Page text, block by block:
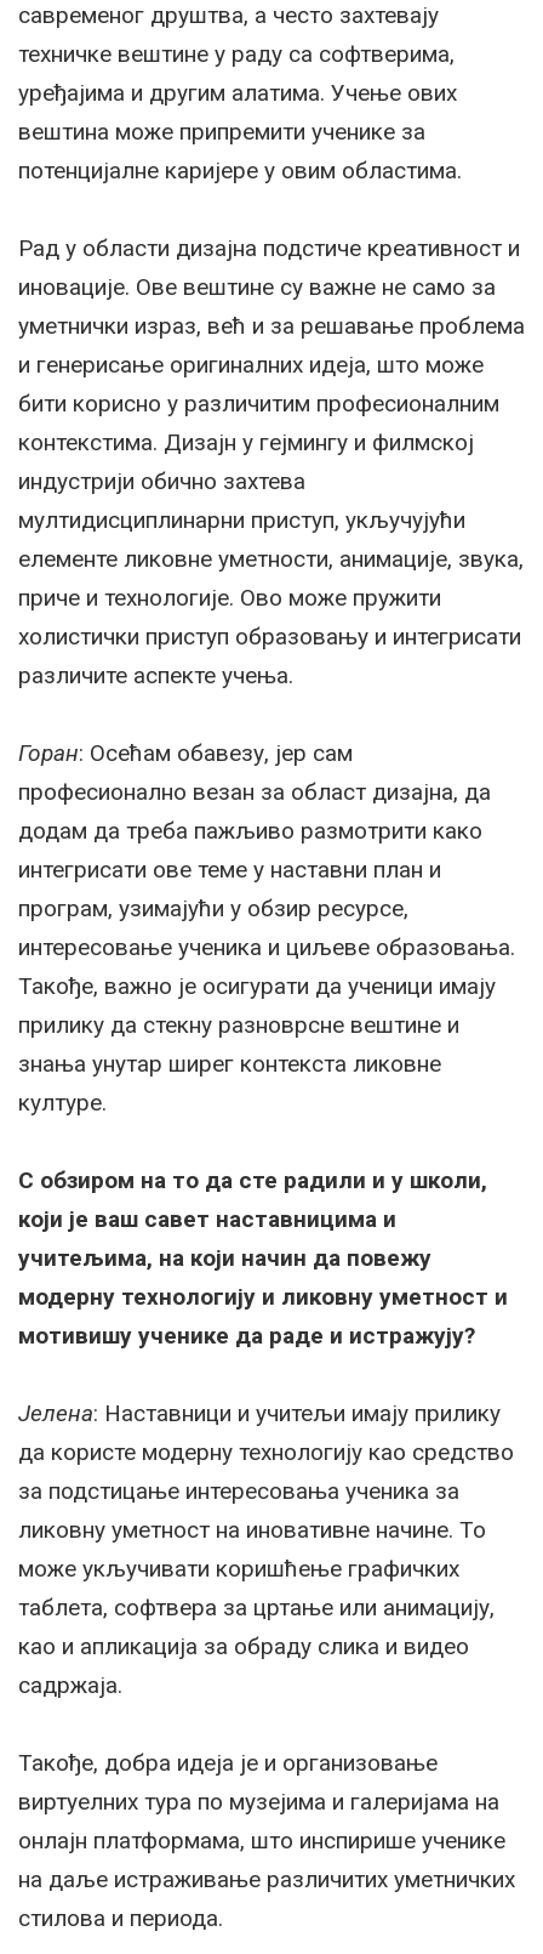
савременог друштва, а често захтевају
техничке вештине у раду са софтверима,
уређајима и другим алатима. Учење ових
вештина може припремити ученике за
потенцијалне каријере у овим областима.
Рад у области дизајна подстиче креативност и
иновације. Ове вештине су важне не само за
уметнички израз, већ и за решавање проблема
и генерисање оригиналних идеја, што може
бити корисно у различитим професионалним
контекстима. Дизајн у гејмингу и филмској
индустрији обично захтева
мултидисциплинарни приступ, укључујући
елементе ликовне уметности, анимације, звука,
приче и технологије. Ово може пружити
холистички приступ образовању и интегрисати
различите аспекте учења.
Горан: Осећам обавезу, јер сам
професионално везан за област дизајна, да
додам да треба пажљиво размотрити како
интегрисати ове теме у наставни план и
програм, узимајући у обзир ресурсе,
интересовање ученика и циљеве образовања.
Такође, важно је осигурати да ученици имају
прилику да стекну разноврсне вештине и
знања унутар ширег контекста ликовне
културе.
С обзиром на то да сте радили и у школи,
који је ваш савет наставницима и
учитељима, на који начин да повежу
модерну технологију и ликовну уметност и
мотивишу ученике да раде и истражују?
Јелена: Наставници и учитељи имају прилику
да користе модерну технологију као средство
за подстицање интересовања ученика за
ликовну уметност на иновативне начине. То
може укључивати коришћење графичких
таблета, софтвера за цртање или анимацију,
као и апликација за обраду слика и видео
садржаја.
Такође, добра идеја је и организовање
виртуелних тура по музејима и галеријама на
онлајн платформама, што инспирише ученике
на даље истраживање различитих уметничких
стилова и периода.